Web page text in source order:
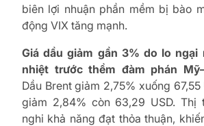
biên lợi nhuận phần mềm bị bào
động VIX tăng mạnh.
Giá dầu giảm gần 3% do lo ngại
nhiệt trước thềm đàm phán
Dầu Brent giảm 2,75% xuống 67,55
giảm 2,84% còn 63,29 USD. Thị
nghi khả năng đạt thỏa thuận,